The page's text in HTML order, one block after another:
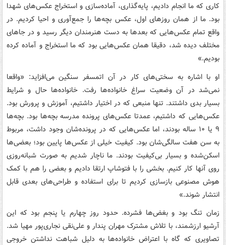
کاری که ما انجام دادیم، پایه‌گذاری، آماده‌سازی و استخراج عکس‌های شهدا
بود. ما از همان روزهای اول، عکس بچه‌ها را جمع‌آوری و احیا کردیم. در
واقع تمام عکس‌هایی که بعدها به دست هنرمندان دیگر رسید و در جاهای
مختلف دیده شد، دقیقا همان عکس‌هایی بود که ما استخراج و آماده کرده
بودیم.»
او با اشاره به سختی‌های کار در آن اتمسفر سنگین می‌افزاید: «واقعا
نمی‌شد در آن وضعیت سراغ خانواده‌ها رفت. خانواده‌ها حال و شرایط
بسیار بدی داشتند. تنها منبعی که در اختیار داشتیم، آموزش و پرورش بود.
عکس‌هایی که داشتیم، عمدتا عکس‌های پرونده مدرسه بچه‌ها بود. بچه‌ها
۹ یا ۱۰ ساله بودند، اما عکس‌هایی که در پرونده‌شان وجود داشت، مربوط
به سن هفت سالگی‌شان بود. کیفیت خیلی از عکس‌ها پایین بود؛ بعضی‌ها
اسکن‌شده و بسیار بی‌کیفیت بودند. ما ناچار شدیم به صورت شبانه‌روزی
روی آنها کار کنیم. بخشی را با فتوشاپ ارتقا دادیم و بعضی را هم با کمک
هوش مصنوعی بازسازی کردیم تا برای استفاده و طراحی‌های بعدی قابل
انتشار شوند.»
زمان تنگ بود و بغض‌ها فشرده. حدود روز چهارم یا پنجم بود که این
آرشیو ارزشمند، با تلاش مشترک مهران پندار و علی‌نقی نجاری‌پور مهیا شد.
تصاویری که گاه با اعتراض خانواده‌ها به دلیل شباهت نداشتن خروجی